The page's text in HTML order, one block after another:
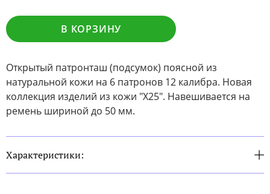
В КОРЗИНУ
Открытый патронташ (подсумок) поясной из
натуральной кожи на 6 патронов 12 калибра. Новая
коллекция изделий из кожи "Х25". Навешивается на
ремень шириной до 50 мм.
Характеристики: